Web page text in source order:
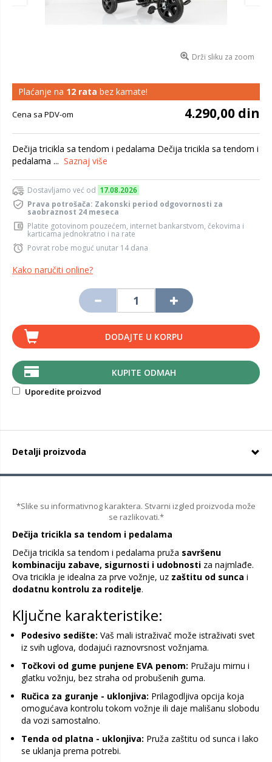
Drži sliku za zoom
Plaćanje na 12 rata bez kamate!
Cena sa PDV-om 4.290,00 din
Dečija tricikla sa tendom i pedalama Dečija tricikla sa tendom i
pedalama ... Saznaj više
Dostavljamo već od 17.08.2026
Prava potrošača: Zakonski period odgovornosti za
saobraznost 24 meseca
Platite gotovinom pouzećem, internet bankarstvom, čekovima i
karticama jednokratno i na rate
Povrat robe moguć unutar 14 dana
Kako naručiti online?
DODAJTE U KORPU
KUPITE ODMAH
Uporedite proizvod
Detalji proizvoda
*Slike su informativnog karaktera. Stvarni izgled proizvoda može
se razlikovati.*
Dečija tricikla sa tendom i pedalama
Dečija tricikla sa tendom i pedalama pruža savršenu
kombinaciju zabave, sigurnosti i udobnosti za najmlađe.
Ova tricikla je idealna za prve vožnje, uz zaštitu od sunca i
dodatnu kontrolu za roditelje.
Ključne karakteristike:
Podesivo sedište: Vaš mali istraživač može istraživati svet
iz svih uglova, dodajući raznovrsnost vožnjama.
Točkovi od gume punjene EVA penom: Pružaju mirnu i
glatku vožnju, bez straha od probušenih guma.
Ručica za guranje - uklonjiva: Prilagodljiva opcija koja
omogućava kontrolu tokom vožnje ili daje mališanu slobodu
da vozi samostalno.
Tenda od platna - uklonjiva: Pruža zaštitu od sunca i lako
se uklanja prema potrebi.